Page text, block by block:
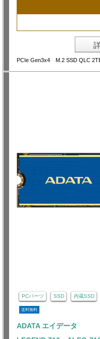
PCIe Gen3x4 M.2 SSD QLC
PCパーツ SSD 内蔵SSD
送料無料
ADATA エイデータ